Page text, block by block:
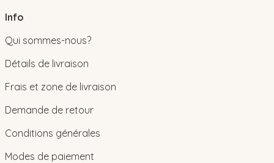
Info
Qui sommes-nous?
Détails de livraison
Frais et zone de livraison
Demande de retour
Conditions générales
Modes de paiement